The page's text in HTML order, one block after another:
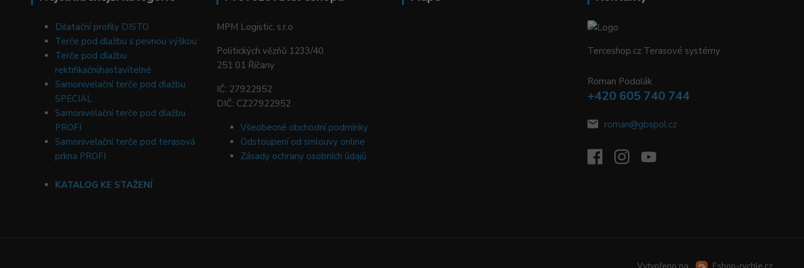
Dilatační profily DISTO
Terče pod dlažbu s pevnou výškou
Terče pod dlažbu
rektifikační/nastavitelné
Samonivelační terče pod dlažbu
SPECIAL
Samonivelační terče pod dlažbu
PROFI
Samonivelační terče pod terasová
prkna PROFI
KATALOG KE STAŽENÍ
MPM Logistic, s.r.o
Politických vězňů 1233/40
251 01 Říčany
IČ: 27922952
DIČ: CZ27922952
Všeobecné obchodní podmínky
Odstoupení od smlouvy online
Zásady ochrany osobních údajů
Terceshop.cz Terasové systémy
Roman Podolák
+420 605 740 744
roman@gbspol.cz